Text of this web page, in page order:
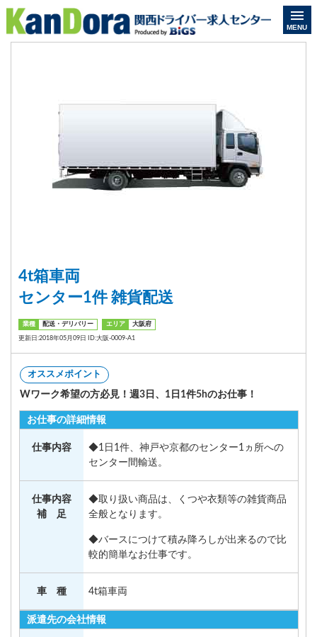
MENU
4t箱車両
センター1件 雑貨配送
業種 配送・デリバリー エリア 大阪府
更新日:2018年05月09日 ID:大阪-0009-A1
オススメポイント
Wワーク希望の方必見！週3日、1日1件5hのお仕事！
お仕事の詳細情報
仕事内容
◆1日1件、神戸や京都のセンター1ヵ所への
センター間輸送。
仕事内容
補 足
◆取り扱い商品は、くつや衣類等の雑貨商品
全般となります。
◆バースにつけて積み降ろしが出来るので比
較的簡単なお仕事です。
車 種 4t箱車両
派遣先の会社情報